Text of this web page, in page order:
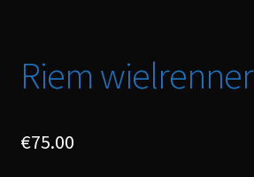
Riem wielrenner
€75.00